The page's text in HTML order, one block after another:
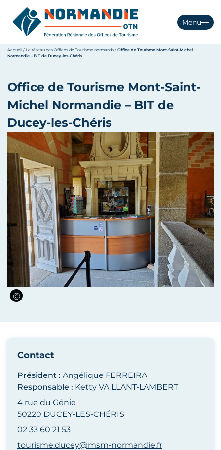
Menu
Accueil / Le réseau des Offices de Tourisme normands / Office de Tourisme Mont-Saint-Michel
Normandie – BIT de Ducey-les-Chéris
Office de Tourisme Mont-Saint-
Michel Normandie – BIT de
Ducey-les-Chéris
Contact
Président : Angélique FERREIRA
Responsable : Ketty VAILLANT-LAMBERT
4 rue du Génie
50220 DUCEY-LES-CHÉRIS
02 33 60 21 53
tourisme.ducey@msm-normandie.fr